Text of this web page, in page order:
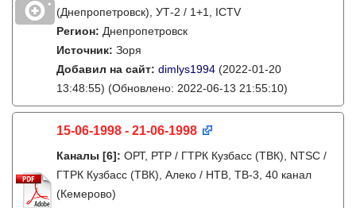
(Днепропетровск), УТ-2 / 1+1, ICTV
Регион: Днепропетровск
Источник: Зоря
Добавил на сайт: dimlys1994 (2022-01-20
13:48:55) (Обновлено: 2022-06-13 21:55:10)
15-06-1998 - 21-06-1998
Каналы [6]: ОРТ, РТР / ГТРК Кузбасс (ТВК), NTSC /
ГТРК Кузбасс (ТВК), Алеко / НТВ, ТВ-3, 40 канал
(Кемерово)